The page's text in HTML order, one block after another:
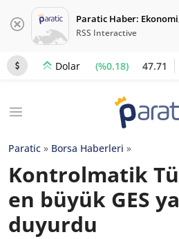
Paratic Haber:
RSS Interactive
Dolar (%0.18) 47.71
Paratic » Borsa Haberleri »
Kontrolmatik
en büyük GES
duyurdu